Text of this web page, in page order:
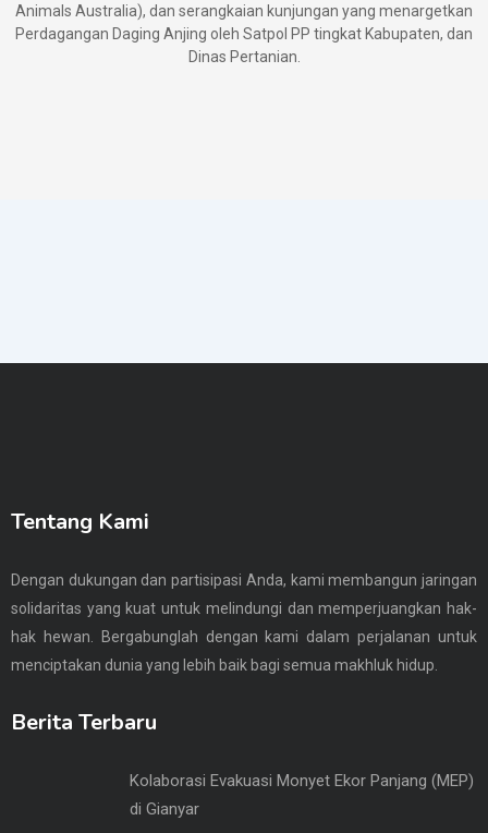
Animals Australia), dan serangkaian kunjungan yang menargetkan
Perdagangan Daging Anjing oleh Satpol PP tingkat Kabupaten, dan
Dinas Pertanian.
Tentang Kami
Dengan dukungan dan partisipasi Anda, kami membangun jaringan
solidaritas yang kuat untuk melindungi dan memperjuangkan hak-
hak hewan. Bergabunglah dengan kami dalam perjalanan untuk
menciptakan dunia yang lebih baik bagi semua makhluk hidup.
Berita Terbaru
Kolaborasi Evakuasi Monyet Ekor Panjang (MEP)
di Gianyar